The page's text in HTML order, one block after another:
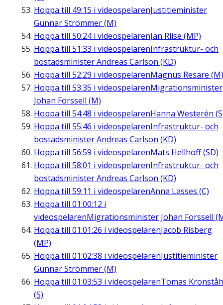
Hoppa till 49:15 i videospelarenJustitieminister
Gunnar Strömmer (M)
Hoppa till 50:24i videospelarenJan Riise (MP)
Hoppa till 51:33 i videospelarenInfrastruktur- och
bostadsminister Andreas Carlson (KD)
Hoppa till 52:29 i videospelarenMagnus Resare (M)
Hoppa till 53:35 i videospelarenMigrationsminister
Johan Forssell (M)
Hoppa till 54:48 i videospelarenHanna Westerén
Hoppa till 55:46 i videospelarenInfrastruktur- och
bostadsminister Andreas Carlson (KD)
Hoppa till 56:59 i videospelarenMats Hellhoff (SD)
Hoppa till 58:01 i videospelarenInfrastruktur- och
bostadsminister Andreas Carlson (KD)
Hoppa till 59:11 i videospelarenAnna Lasses (C)
Hoppa till 01:00:12 i
videospelarenMigrationsminister Johan Forssell
Hoppa till 01:01:26 i videospelarenJacob Risberg
(MP)
Hoppa till 01:02:38 i videospelarenJustitieminister
Gunnar Strömmer (M)
Hoppa till 01:03:53 i videospelarenTomas
(S)